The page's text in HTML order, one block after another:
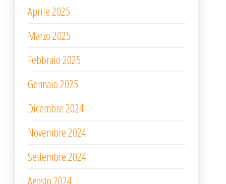
Aprile 2025
Marzo 2025
Febbraio 2025
Gennaio 2025
Dicembre 2024
Novembre 2024
Settembre 2024
Agosto 2024